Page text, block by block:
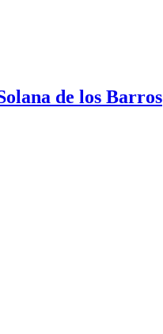
de los Barros